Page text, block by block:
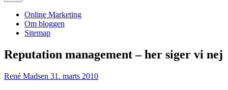
Online Marketing
Om bloggen
Sitemap
Reputation management – her siger vi nej
René Madsen 31. marts 2010